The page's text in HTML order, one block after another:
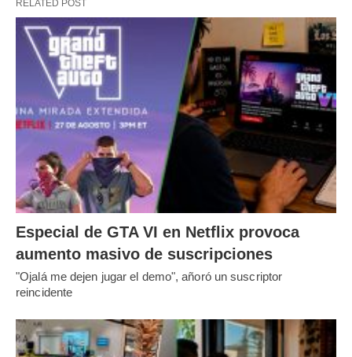
RELATED POST
Especial de GTA VI en Netflix provoca
aumento masivo de suscripciones
"Ojalá me dejen jugar el demo", añoró un suscriptor
reincidente